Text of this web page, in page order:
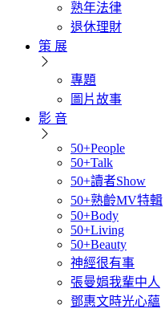
熟年法律
退休理財
策 展
專題
圖片故事
影 音
50+People
50+Talk
50+讀者Show
50+熟齡MV特輯
50+Body
50+Living
50+Beauty
神經很有事
張曼娟我輩中人
鄧惠文時光心蘊